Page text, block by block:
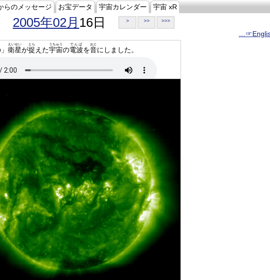
らのメッセージ お宝データ 宇宙カレンダー 宇宙 xR
2005年02月 16日 > >> >>>
衛星
えいせい
が捉
とら
えた宇宙
うちゅう
の電波
でんぱ
を音
おと
にしました。